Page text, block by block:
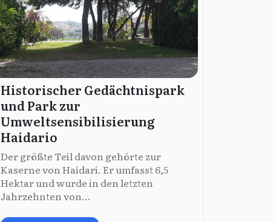
Historischer Gedächtnispark
und Park zur
Umweltsensibilisierung
Haidario
Der größte Teil davon gehörte zur
Kaserne von Haidari. Er umfasst 6,5
Hektar und wurde in den letzten
Jahrzehnten von...